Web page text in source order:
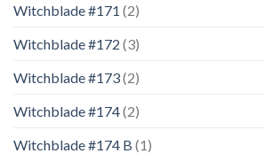
Witchblade #171 (2)
Witchblade #172 (3)
Witchblade #173(2)
Witchblade #174(2)
Witchblade #174 B (1)